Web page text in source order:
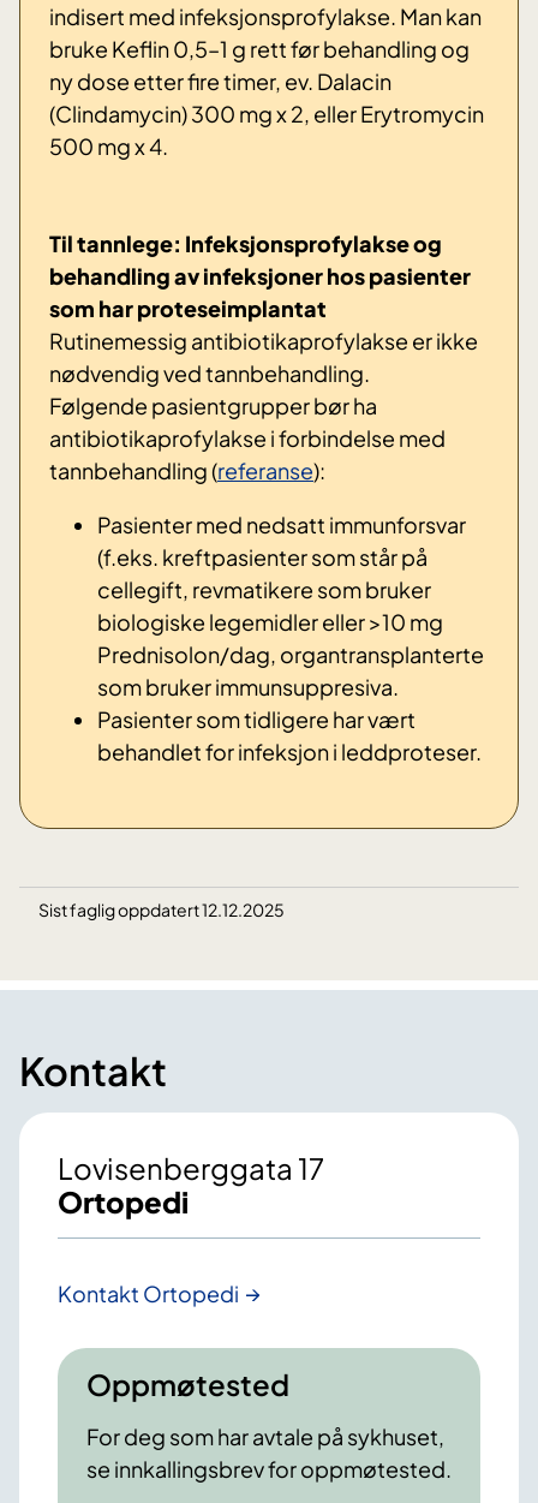
indisert med infeksjonsprofylakse. Man kan
bruke Keflin 0,5–1 g rett før behandling og
ny dose etter fire timer, ev. Dalacin
(Clindamycin) 300 mg x 2, eller Erytromycin
500 mg x 4.
Til tannlege: Infeksjonsprofylakse og
behandling av infeksjoner hos pasienter
som har proteseimplantat
Rutinemessig antibiotikaprofylakse er ikke
nødvendig ved tannbehandling.
Følgende pasientgrupper bør ha
antibiotikaprofylakse i forbindelse med
tannbehandling (referanse):
Pasienter med nedsatt immunforsvar
(f.eks. kreftpasienter som står på
cellegift, revmatikere som bruker
biologiske legemidler eller >10 mg
Prednisolon/dag, organtransplanterte
som bruker immunsuppresiva.
Pasienter som tidligere har vært
behandlet for infeksjon i leddproteser.
Sist faglig oppdatert 12.12.2025
Kontakt
Lovisenberggata 17
Ortopedi
Kontakt Ortopedi
Oppmøtested
For deg som har avtale på sykhuset,
se innkallingsbrev for oppmøtested.